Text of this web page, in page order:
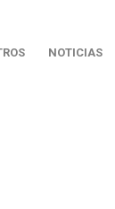
NOTICIAS